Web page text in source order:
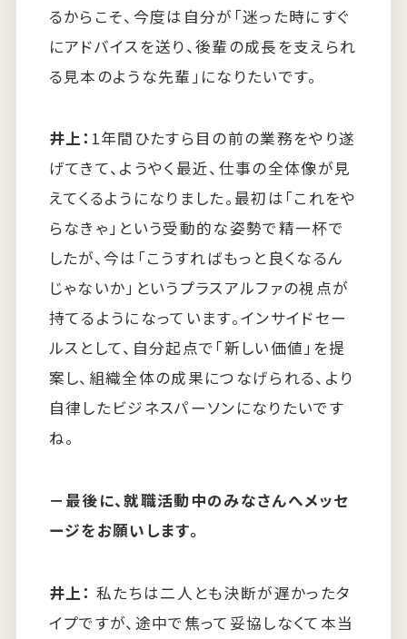
るからこそ、今度は自分が「迷った時にすぐ
にアドバイスを送り、後輩の成長を支えられ
る見本のような先輩」になりたいです。
井上： 1年間ひたすら目の前の業務をやり遂
げてきて、ようやく最近、仕事の全体像が見
えてくるようになりました。最初は「これをや
らなきゃ」という受動的な姿勢で精一杯で
したが、今は「こうすればもっと良くなるん
じゃないか」というプラスアルファの視点が
持てるようになっています。インサイドセー
ルスとして、自分起点で「新しい価値」を提
案し、組織全体の成果につなげられる、より
自律したビジネスパーソンになりたいです
ね。
－ 最後に、就職活動中のみなさんへメッセ
ージをお願いします。
井上： 私たちは二人とも決断が遅かったタ
イプですが、途中で焦って妥協しなくて本当